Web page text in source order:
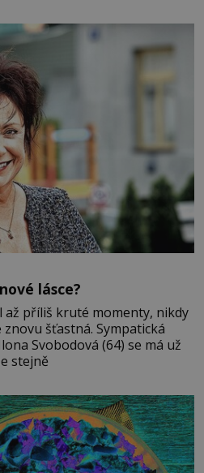
byla jiná doba, když
lásce?
příliš kruté momenty, nikdy
Sympatická
Svobodová (64) se má už
stejně